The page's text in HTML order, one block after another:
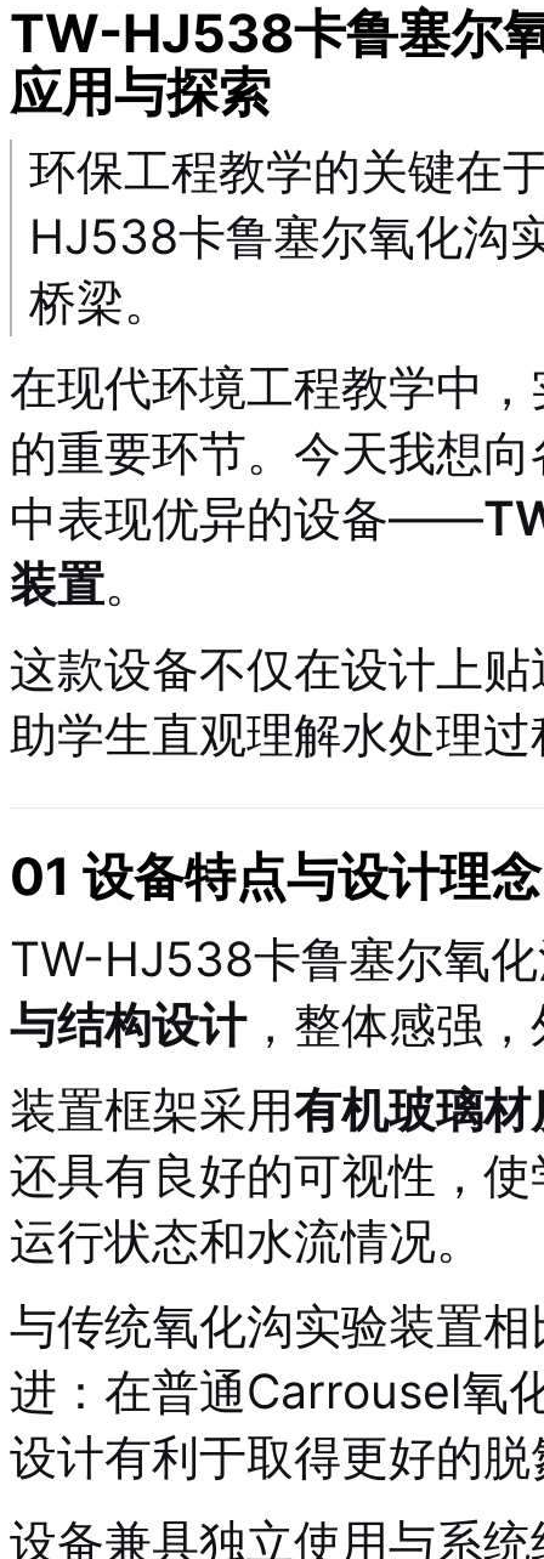
TW-HJ538卡鲁塞尔
应用与探索
环保工程教学的关键在
HJ538卡鲁塞尔氧化沟
桥梁。
在现代环境工程教学中
的重要环节。今天我想
中表现优异的设备——
装置。
这款设备不仅在设计上
助学生直观理解水处理
01 设备特点与设计理念
TW-HJ538卡鲁塞尔氧
与结构设计，整体感强
装置框架采用有机玻璃材
还具有良好的可视性，
运行状态和水流情况。
与传统氧化沟实验装置
进：在普通Carrousel氧
设计有利于取得更好的
设备兼具独立使用与系